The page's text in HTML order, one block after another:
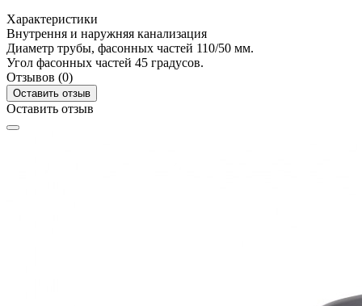
Характеристики
Внутрення и наружняя канализация
Диаметр трубы, фасонных частей 110/50 мм.
Угол фасонных частей 45 градусов.
Отзывов (0)
Оставить отзыв
Оставить отзыв